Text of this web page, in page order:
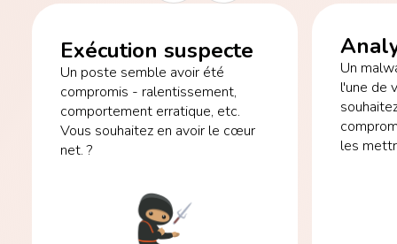
Exécution suspecte
Un poste semble avoir été
compromis - ralentissement,
comportement erratique, etc.
Vous souhaitez en avoir le cœur
net. ?
Un
l'une de
les